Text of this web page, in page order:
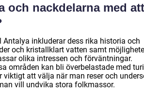
och nackdelarna med att
inkluderar dess rika historia och
och kristallklart vatten samt
olika intressen och förväntningar.
områden kan bli överbelastade med
viktigt att välja när man reser och
vill undvika stora folkmassor.